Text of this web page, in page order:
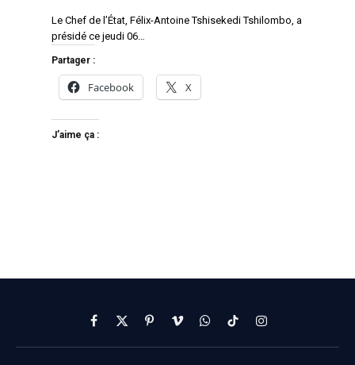
Le Chef de l’État, Félix-Antoine Tshisekedi Tshilombo, a
présidé ce jeudi 06…
Partager :
Facebook X
J’aime ça :
Facebook
X
(Twitter)
PinterestVimeoWhatsApp
TikTokInstagram